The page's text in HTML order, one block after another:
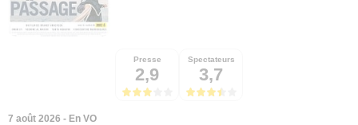
Presse
2,9
Spectateurs
3,7
7 août 2026 - En VO